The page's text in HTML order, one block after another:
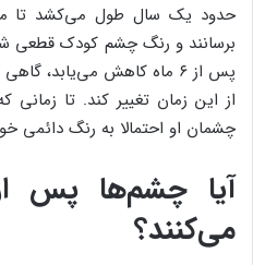
حدود یک سال طول می‌کشد تا
برسانند و رنگ چشم کودک قطعی
پس از ۶ ماه کاهش
چشمان او احتمالا به رنگ دائمی
آیا چشم‌ها پس
‌می‌کنند؟